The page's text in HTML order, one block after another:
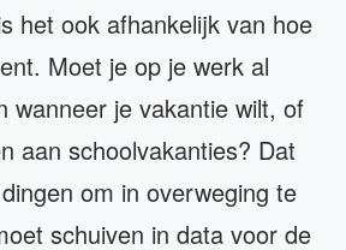
het ook afhankelijk van hoe
Moet je op je werk al
wanneer je vakantie wilt, of
aan schoolvakanties? Dat
om in overweging te
schuiven in data voor de